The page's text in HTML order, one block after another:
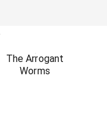
The Arrogant
Worms